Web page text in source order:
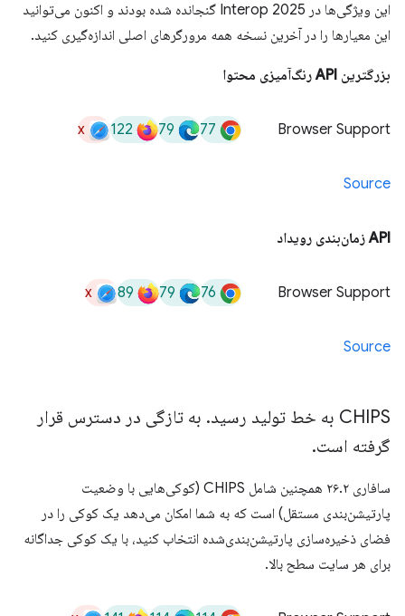
این ویژگی‌ها در Interop 2025 گنجانده شده بودند و اکنون می‌توانید
این معیارها را در آخرین نسخه همه مرورگرهای اصلی اندازه‌گیری کنید.
بزرگترین API رنگ‌آمیزی محتوا
Browser Support
77
79
122
x
Source
API زمان‌بندی رویداد
Browser Support
76
79
89
x
Source
CHIPS به خط تولید رسید . به تازگی در دسترس قرار
گرفته است.
سافاری ۲۶.۲ همچنین شامل CHIPS (کوکی‌هایی با وضعیت
پارتیشن‌بندی مستقل) است که به شما امکان می‌دهد یک کوکی را در
فضای ذخیره‌سازی پارتیشن‌بندی‌شده انتخاب کنید، با یک کوکی جداگانه
برای هر سایت سطح بالا.